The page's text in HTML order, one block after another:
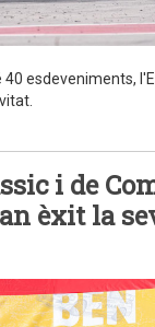
esdeveniments,
i de
èxit la